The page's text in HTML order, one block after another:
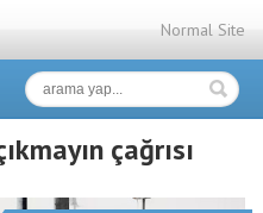
Normal Site
çağrısı